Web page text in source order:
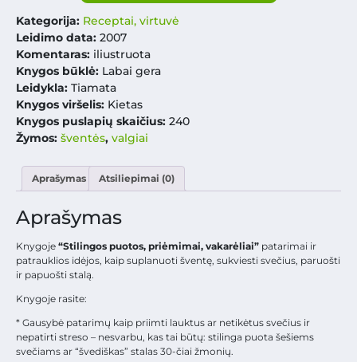
Kategorija: Receptai, virtuvė
Leidimo data: 2007
Komentaras: iliustruota
Knygos būklė: Labai gera
Leidykla: Tiamata
Knygos viršelis: Kietas
Knygos puslapių skaičius: 240
Žymos: šventės, valgiai
Aprašymas Atsiliepimai (0)
Aprašymas
Knygoje “Stilingos puotos, priėmimai, vakarėliai” patarimai ir
patrauklios idėjos, kaip suplanuoti šventę, sukviesti svečius, paruošti
ir papuošti stalą.
Knygoje rasite:
* Gausybė patarimų kaip priimti lauktus ar netikėtus svečius ir
nepatirti streso – nesvarbu, kas tai būtų: stilinga puota šešiems
svečiams ar “švediškas” stalas 30-čiai žmonių.